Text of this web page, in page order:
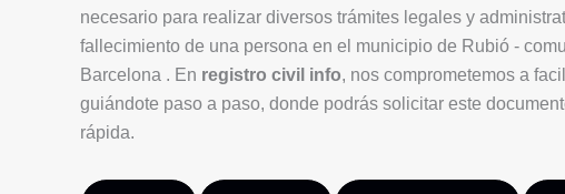
necesario para realizar diversos trámites legales y
fallecimiento de una persona en el municipio de Rubió -
Barcelona . En registro civil info, nos comprometemos a
guiándote paso a paso, donde podrás solicitar este
rápida.